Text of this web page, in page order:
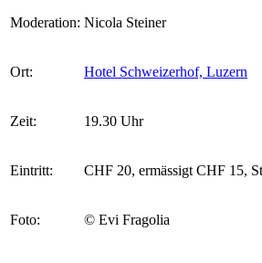
Moderation: Nicola Steiner
Ort: Hotel Schweizerhof, Luzern
Zeit: 19.30 Uhr
Eintritt: CHF 20, ermässigt CHF 15,
Foto: © Evi Fragolia